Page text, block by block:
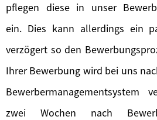
pflegen diese in unser
ein. Dies kann allerdings ein
verzögert so den
Ihrer Bewerbung wird bei uns
Bewerbermanagementsystem
zwei Wochen nach